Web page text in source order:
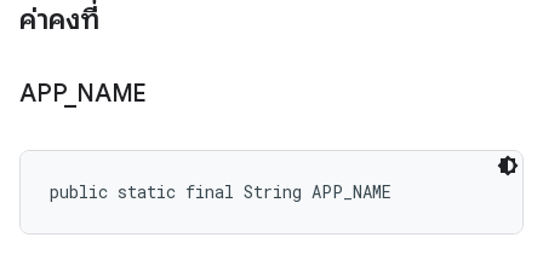
ค่าคงที่
APP_ NAME
public static final String APP_NAME